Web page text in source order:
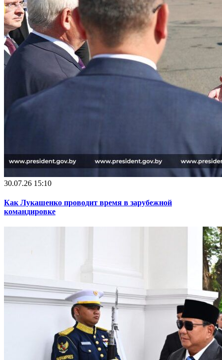
30.07.26 15:10
Как Лукашенко проводит время в зарубежной
командировке